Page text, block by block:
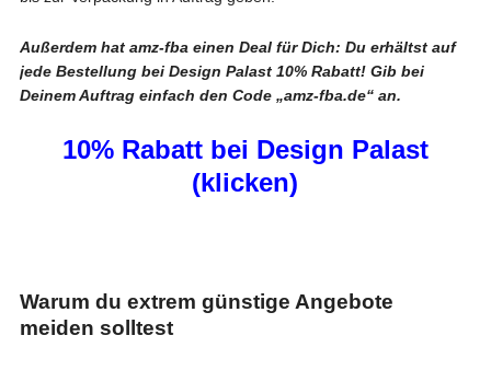
Außerdem hat amz-fba einen Deal für Dich: Du erhältst auf
jede Bestellung bei Design Palast 10% Rabatt! Gib bei
Deinem Auftrag einfach den Code „amz-fba.de“ an.
10% Rabatt bei Design Palast
(klicken)
Warum du extrem günstige Angebote
meiden solltest